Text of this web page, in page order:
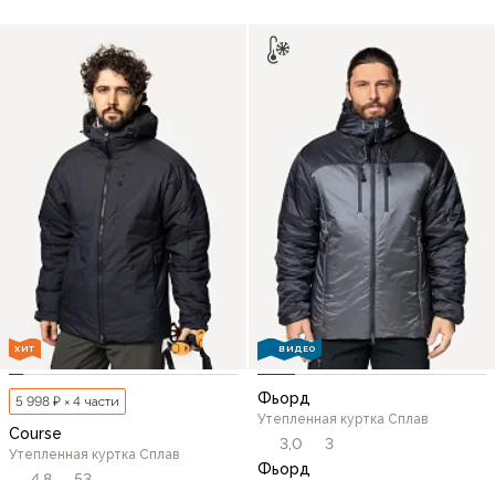
ХИТ
5 998 ₽ × 4 части
Course
Утепленная куртка Сплав
ВИДЕО
Фьорд
Утепленная куртка Сплав
3,0
3
Фьорд